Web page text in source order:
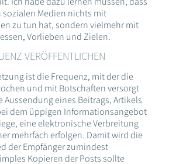
Medien nichts mit
zu tun hat, sondern vielmehr mit
Vorlieben und Zielen.
VERÖFFENTLICHEN
ist die Frequenz, mit der die
und mit Botschaften versorgt
Aussendung eines Beitrags, Artikels
dem üppigen Informationsangebot
eine elektronische Verbreitung
mehrfach erfolgen. Damit wird die
der Empfänger zumindest
Kopieren der Posts sollte